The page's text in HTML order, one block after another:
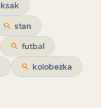
search stan
search futbal
search kolobezka